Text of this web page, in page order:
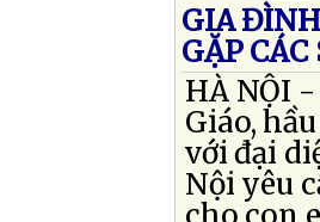
GIA
GẶP
HÀ NỘI
Giáo,
với đại
Nội yêu